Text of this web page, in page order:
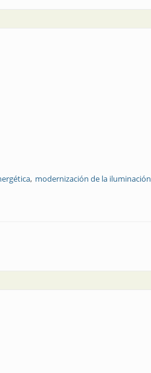
modernización de la iluminación